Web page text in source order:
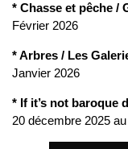
* Chasse et pêche /
Février 2026
* Arbres / Les
Janvier 2026
* If it’s not baroque
20 décembre 2025